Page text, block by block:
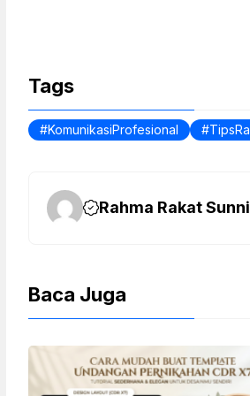
Tags
KomunikasiProfesional
Rahma Rakat Sunni
Baca Juga